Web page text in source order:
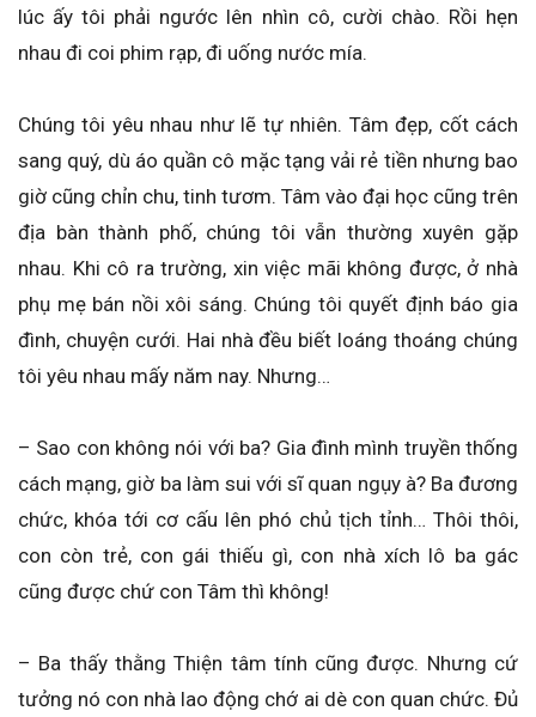
lúc ấy tôi phải ngước lên nhìn cô, cười chào. Rồi hẹn
nhau đi coi phim rạp, đi uống nước mía.
Chúng tôi yêu nhau như lẽ tự nhiên. Tâm đẹp, cốt cách
sang quý, dù áo quần cô mặc tạng vải rẻ tiền nhưng bao
giờ cũng chỉn chu, tinh tươm. Tâm vào đại học cũng trên
địa bàn thành phố, chúng tôi vẫn thường xuyên gặp
nhau. Khi cô ra trường, xin việc mãi không được, ở nhà
phụ mẹ bán nồi xôi sáng. Chúng tôi quyết định báo gia
đình, chuyện cưới. Hai nhà đều biết loáng thoáng chúng
tôi yêu nhau mấy năm nay. Nhưng…
– Sao con không nói với ba? Gia đình mình truyền thống
cách mạng, giờ ba làm sui với sĩ quan ngụy à? Ba đương
chức, khóa tới cơ cấu lên phó chủ tịch tỉnh… Thôi thôi,
con còn trẻ, con gái thiếu gì, con nhà xích lô ba gác
cũng được chứ con Tâm thì không!
– Ba thấy thằng Thiện tâm tính cũng được. Nhưng cứ
tưởng nó con nhà lao động chớ ai dè con quan chức. Đủ